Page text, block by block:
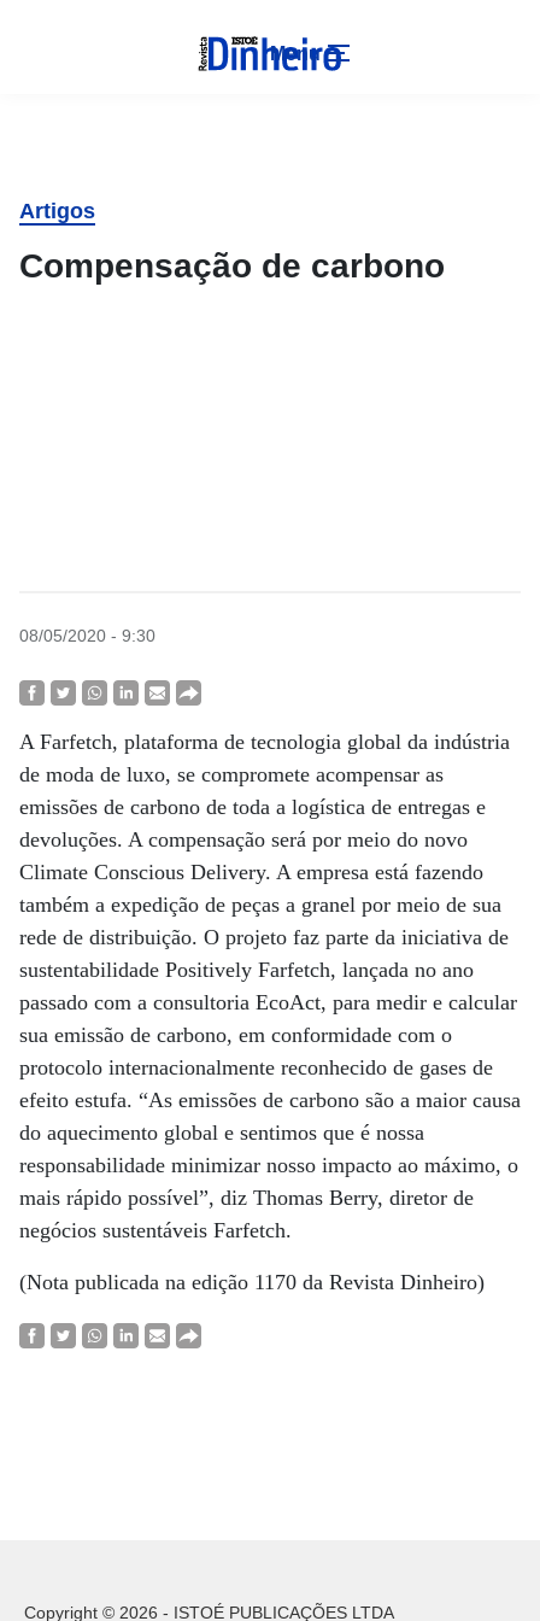
Menu
Artigos
Compensação de carbono
08/05/2020 - 9:30
A Farfetch, plataforma de tecnologia global da indústria
de moda de luxo, se compromete acompensar as
emissões de carbono de toda a logística de entregas e
devoluções. A compensação será por meio do novo
Climate Conscious Delivery. A empresa está fazendo
também a expedição de peças a granel por meio de sua
rede de distribuição. O projeto faz parte da iniciativa de
sustentabilidade Positively Farfetch, lançada no ano
passado com a consultoria EcoAct, para medir e calcular
sua emissão de carbono, em conformidade com o
protocolo internacionalmente reconhecido de gases de
efeito estufa. “As emissões de carbono são a maior causa
do aquecimento global e sentimos que é nossa
responsabilidade minimizar nosso impacto ao máximo, o
mais rápido possível”, diz Thomas Berry, diretor de
negócios sustentáveis Farfetch.
(Nota publicada na edição 1170 da Revista Dinheiro)
Copyright © 2026 - ISTOÉ PUBLICAÇÕES LTDA